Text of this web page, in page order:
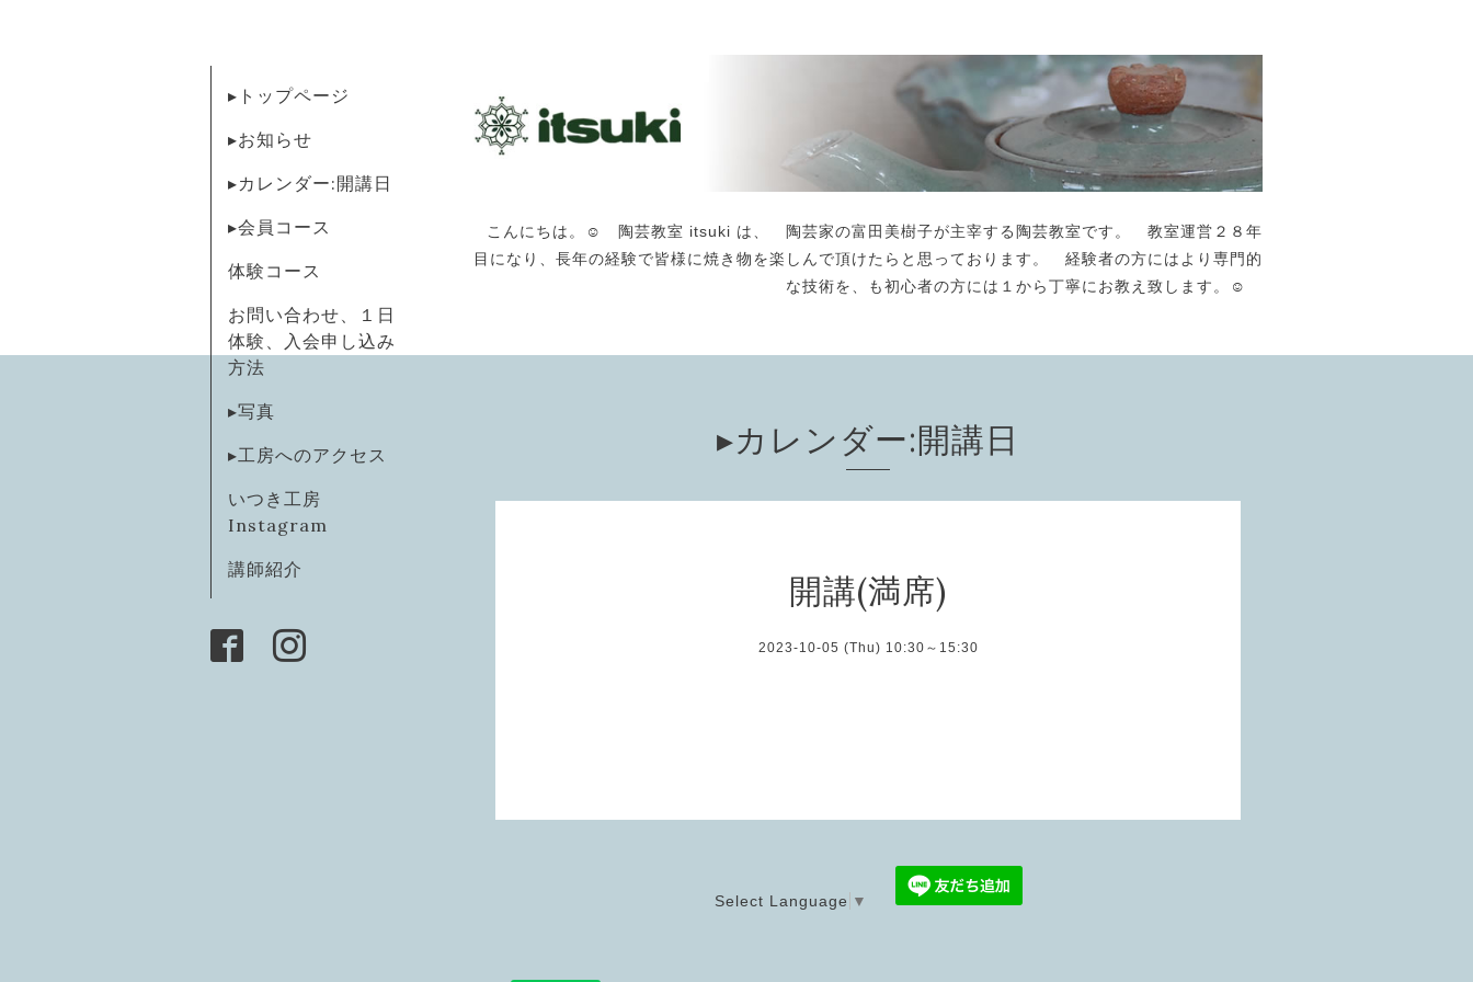
こんにちは。☺️ 陶芸教室 itsuki は、 陶芸家の富田美樹子が主宰する陶芸教室です。 教室運営２８年
目になり、長年の経験で皆様に焼き物を楽しんで頂けたらと思っております。 経験者の方にはより専門的
な技術を、も初心者の方には１から丁寧にお教え致します。☺️
▸トップページ
▸お知らせ
▸カレンダー:開講日
▸会員コース
体験コース
お問い合わせ、１日
体験、入会申し込み
方法
▸写真
▸工房へのアクセス
いつき工房
Instagram
講師紹介
▸カレンダー:開講日
開講(満席)
2023-10-05 (Thu) 10:30～15:30
Select Language ▼